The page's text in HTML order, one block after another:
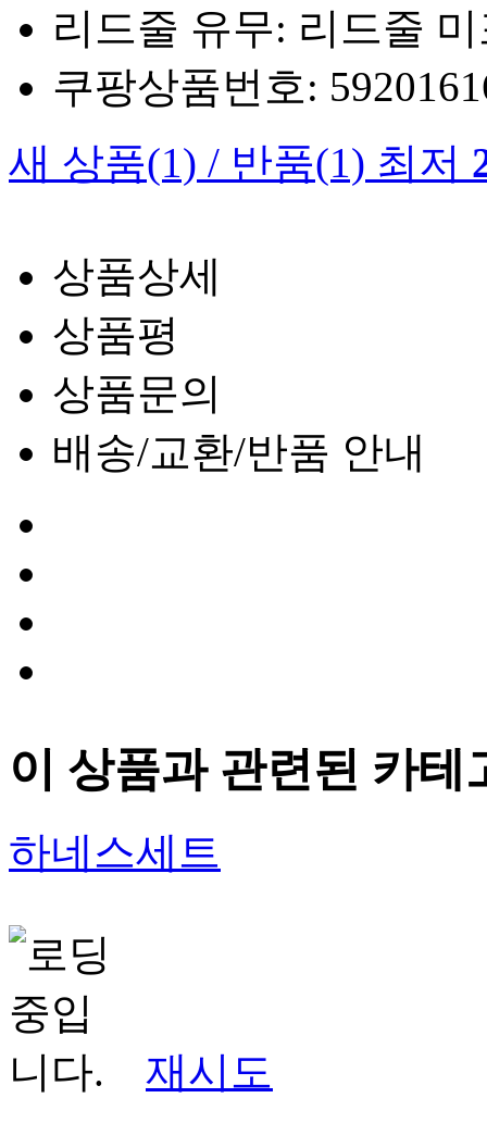
리드줄 유무: 리드줄
쿠팡상품번호:
새 상품(1) / 반품(1) 최저
상품상세
상품평
상품문의
배송/교환/반품 안내
이 상품과 관련된 카테
하네스세트
재시도